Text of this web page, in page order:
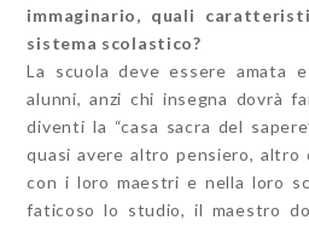
immaginario, quali
sistema scolastico?
La scuola deve essere amata
alunni, anzi chi insegna dovrà
diventi la “casa sacra del
quasi avere altro pensiero,
con i loro maestri e nella loro
faticoso lo studio, il maestro